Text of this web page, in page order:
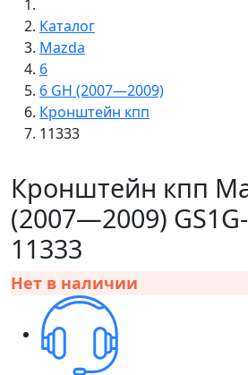
Каталог
Mazda
6
6 GH (2007—2009)
Кронштейн кпп
11333
Кронштейн кпп
(2007—2009)
11333
Нет в наличии